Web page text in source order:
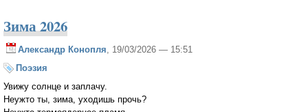
Зима 2026
Александр Конопля, 19/03/2026 — 15:51
Поэзия
Увижу солнце и заплачу.
Неужто ты, зима, уходишь прочь?